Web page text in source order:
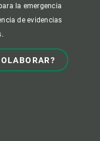
la emergencia
de evidencias